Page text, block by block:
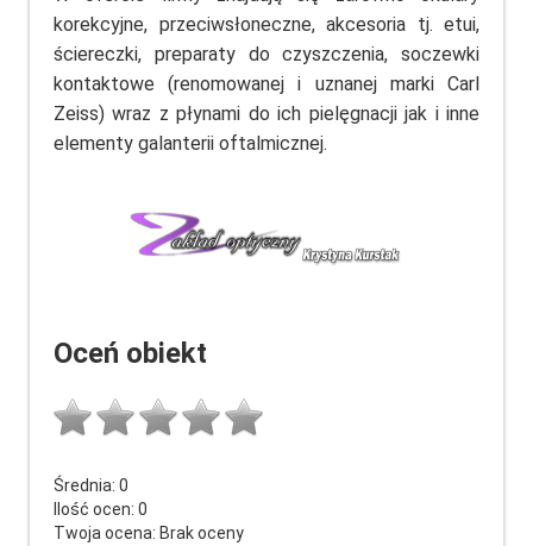
korekcyjne, przeciwsłoneczne, akcesoria tj. etui,
ściereczki, preparaty do czyszczenia, soczewki
kontaktowe (renomowanej i uznanej marki Carl
Zeiss) wraz z płynami do ich pielęgnacji jak i inne
elementy galanterii oftalmicznej.
Oceń obiekt
Średnia: 0
Ilość ocen: 0
Twoja ocena: Brak oceny